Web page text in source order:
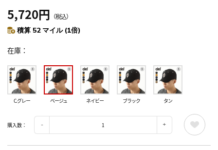
5,720円 （税込）
積算 52 マイル (1倍)
在庫
C.グレー ベージュ ネイビー ブラック タン
購入数：